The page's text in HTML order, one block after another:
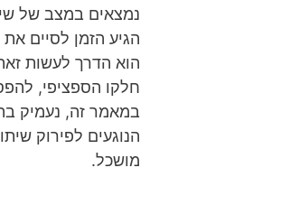
נמצאים במצב של
הגיע הזמן לסיים
הוא הדרך לעשות
חלקו הספציפי,
במאמר זה, נעמיק
הנוגעים לפירוק
מושכל.